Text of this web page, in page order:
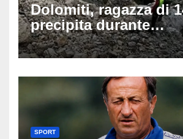
Dolomiti, ragazza di
precipita durante
un’escursione:
Latemar davanti alla
SPORT